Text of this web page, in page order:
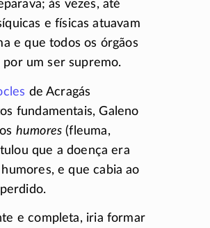
às vezes, até
e físicas atuavam
e que todos os órgãos
um ser supremo.
de Acragás
fundamentais, Galeno
humores (fleuma,
que a doença era
e que cabia ao
e completa, iria formar